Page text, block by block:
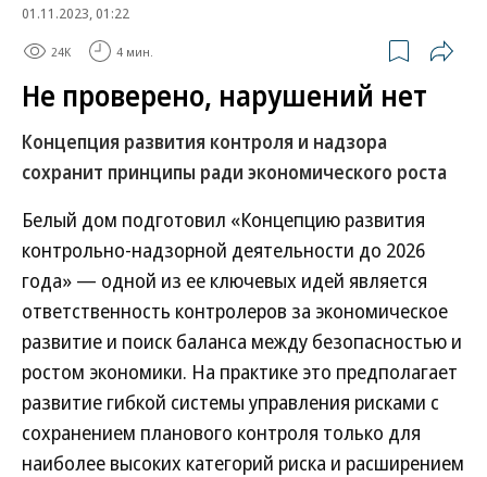
01.11.2023, 01:22
24K 4 мин.
Не проверено, нарушений нет
Концепция развития контроля и надзора
сохранит принципы ради экономического роста
Белый дом подготовил «Концепцию развития
контрольно-надзорной деятельности до 2026
года» — одной из ее ключевых идей является
ответственность контролеров за экономическое
развитие и поиск баланса между безопасностью и
ростом экономики. На практике это предполагает
развитие гибкой системы управления рисками с
сохранением планового контроля только для
наиболее высоких категорий риска и расширением